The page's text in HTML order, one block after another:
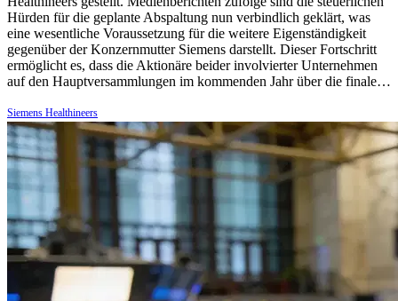
Hürden für die geplante Abspaltung nun verbindlich geklärt, was
eine wesentliche Voraussetzung für die weitere Eigenständigkeit
gegenüber der Konzernmutter Siemens darstellt. Dieser Fortschritt
ermöglicht es, dass die Aktionäre beider involvierter Unternehmen
auf den Hauptversammlungen im kommenden Jahr über die finale…
Siemens Healthineers